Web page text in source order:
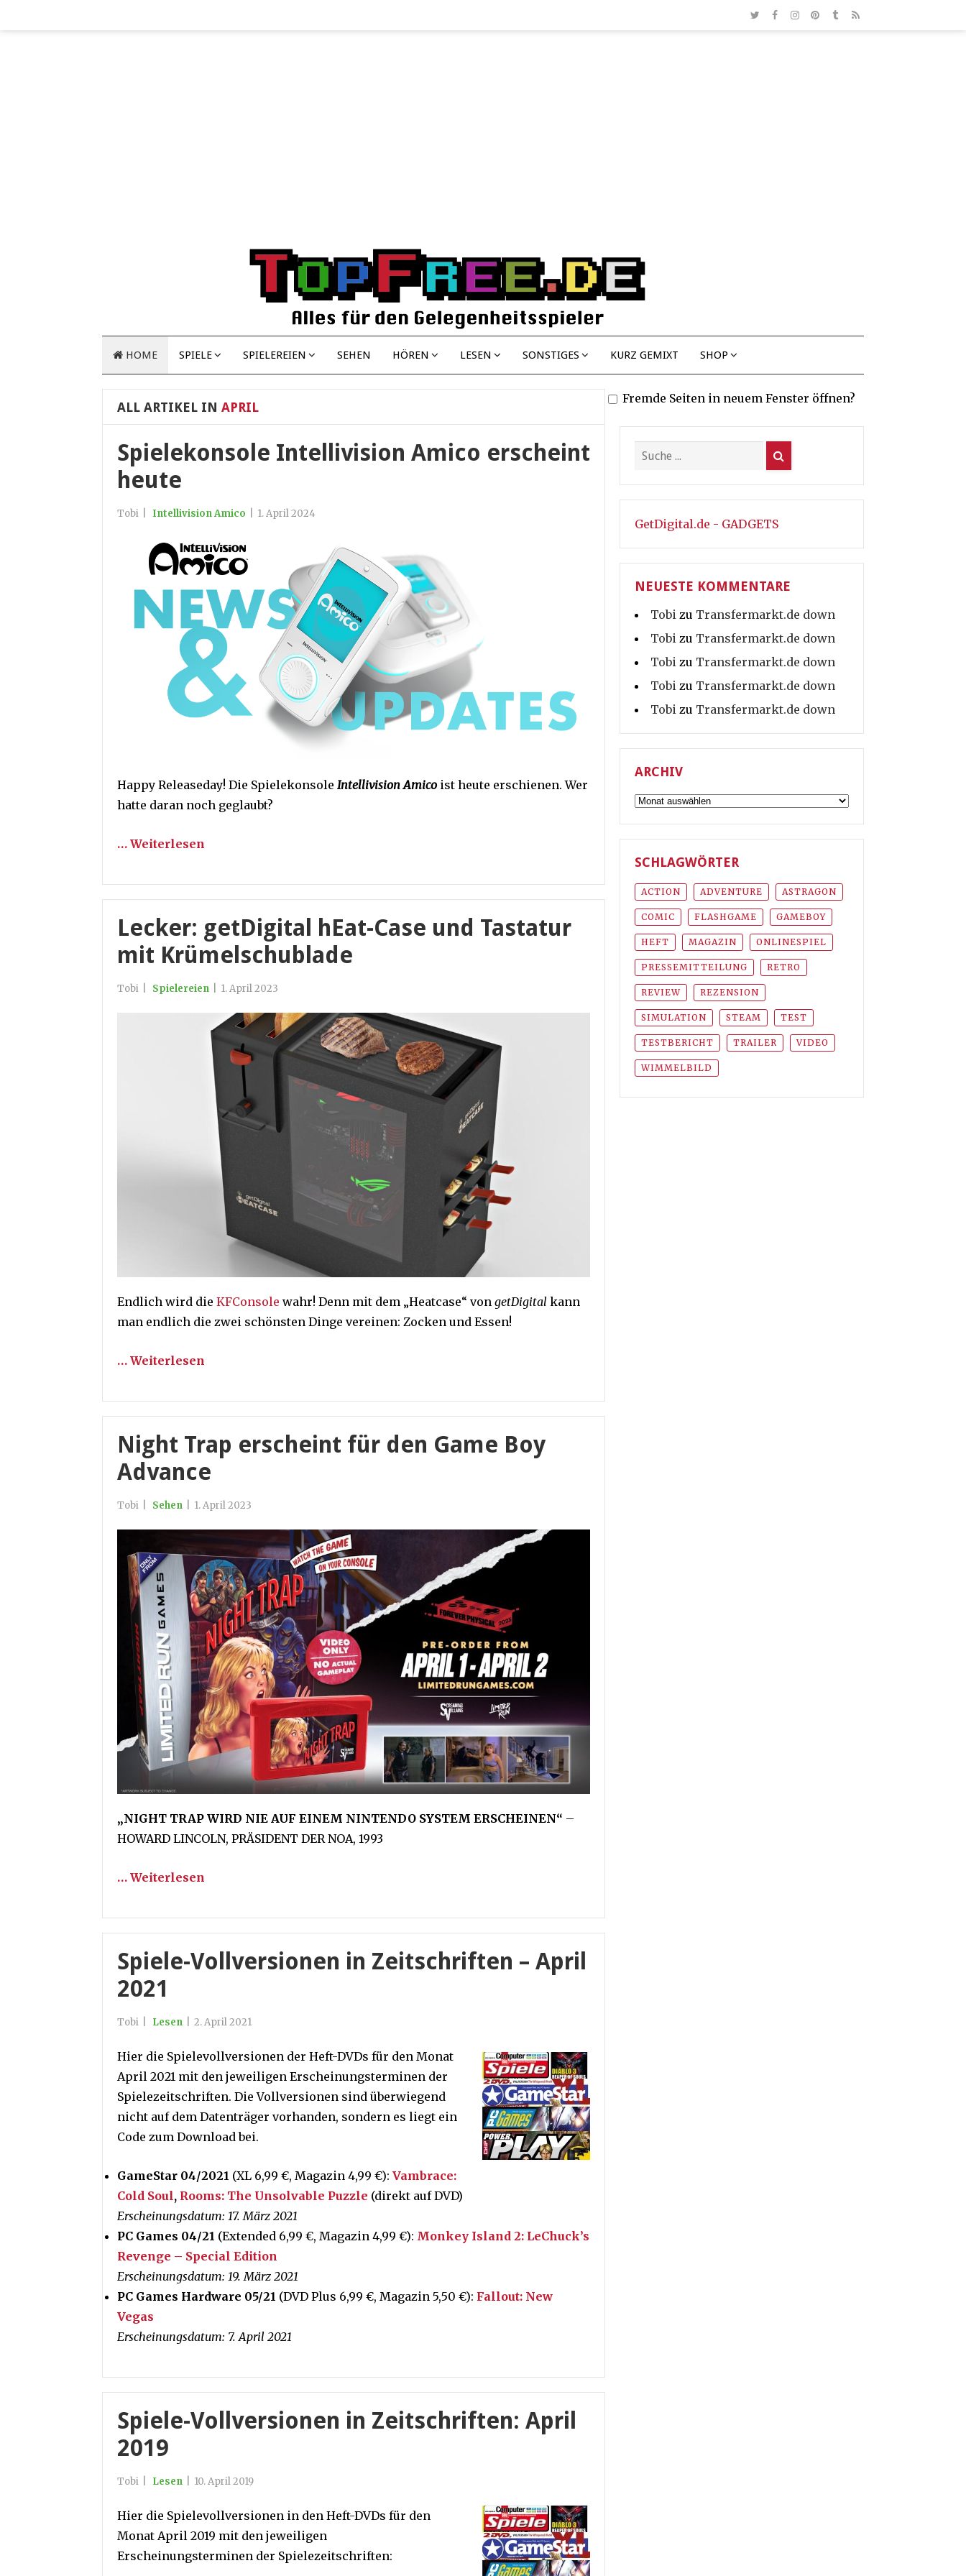
HOME SPIELE SPIELEREIEN SEHEN HÖREN LESEN SONSTIGES KURZ GEMIXT SHOP
ALL ARTIKEL IN APRIL
Spielekonsole Intellivision Amico erscheint
heute
Tobi Intellivision Amico 1. April 2024
Happy Releaseday! Die Spielekonsole Intellivision Amico ist heute erschienen. Wer
hatte daran noch geglaubt?
… Weiterlesen
Lecker: getDigital hEat-Case und Tastatur
mit Krümelschublade
Tobi Spielereien 1. April 2023
Endlich wird die KFConsole wahr! Denn mit dem „Heatcase“ von getDigital kann
man endlich die zwei schönsten Dinge vereinen: Zocken und Essen!
… Weiterlesen
Night Trap erscheint für den Game Boy
Advance
Tobi Sehen 1. April 2023
„NIGHT TRAP WIRD NIE AUF EINEM NINTENDO SYSTEM ERSCHEINEN“ –
HOWARD LINCOLN, PRÄSIDENT DER NOA, 1993
… Weiterlesen
Spiele-Vollversionen in Zeitschriften – April
2021
Tobi Lesen 2. April 2021
Hier die Spielevollversionen der Heft-DVDs für den Monat
April 2021 mit den jeweiligen Erscheinungsterminen der
Spielezeitschriften. Die Vollversionen sind überwiegend
nicht auf dem Datenträger vorhanden, sondern es liegt ein
Code zum Download bei.
GameStar 04/2021 (XL 6,99 €, Magazin 4,99 €): Vambrace:
Cold Soul, Rooms: The Unsolvable Puzzle (direkt auf DVD)
Erscheinungsdatum: 17. März 2021
PC Games 04/21 (Extended 6,99 €, Magazin 4,99 €): Monkey Island 2: LeChuck’s
Revenge – Special Edition
Erscheinungsdatum: 19. März 2021
PC Games Hardware 05/21 (DVD Plus 6,99 €, Magazin 5,50 €): Fallout: New
Vegas
Erscheinungsdatum: 7. April 2021
Spiele-Vollversionen in Zeitschriften: April
2019
Tobi Lesen 10. April 2019
Hier die Spielevollversionen in den Heft-DVDs für den
Monat April 2019 mit den jeweiligen
Erscheinungsterminen der Spielezeitschriften:
Fremde Seiten in neuem Fenster öffnen?
GetDigital.de - GADGETS
NEUESTE KOMMENTARE
Tobi zu Transfermarkt.de down
Tobi zu Transfermarkt.de down
Tobi zu Transfermarkt.de down
Tobi zu Transfermarkt.de down
Tobi zu Transfermarkt.de down
ARCHIV
Archiv
SCHLAGWÖRTER
ACTION ADVENTURE ASTRAGON
COMIC FLASHGAME GAMEBOY
HEFT MAGAZIN ONLINESPIEL
PRESSEMITTEILUNG RETRO
REVIEW REZENSION
SIMULATION STEAM TEST
TESTBERICHT TRAILER VIDEO
WIMMELBILD